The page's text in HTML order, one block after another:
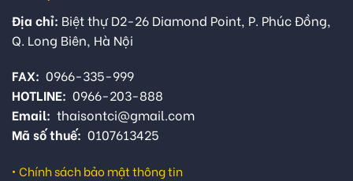
Địa chỉ: Biệt thự D2-26 Diamond Point, P. Phúc Đồng,
Q. Long Biên, Hà Nội
FAX: 0966-335-999
HOTLINE: 0966-203-888
Email: thaisontci@gmail.com
Mã số thuế: 0107613425
• Chính sách bảo mật thông tin